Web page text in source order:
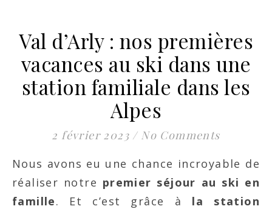
Val d’Arly : nos premières
vacances au ski dans une
station familiale dans les
Alpes
2 février 2023 / No Comments
Nous avons eu une chance incroyable de
réaliser notre premier séjour au ski en
famille. Et c’est grâce à la station